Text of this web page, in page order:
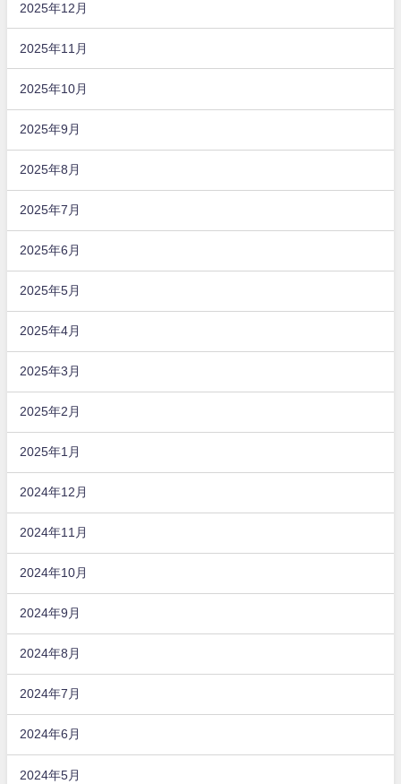
2025年12月
2025年11月
2025年10月
2025年9月
2025年8月
2025年7月
2025年6月
2025年5月
2025年4月
2025年3月
2025年2月
2025年1月
2024年12月
2024年11月
2024年10月
2024年9月
2024年8月
2024年7月
2024年6月
2024年5月